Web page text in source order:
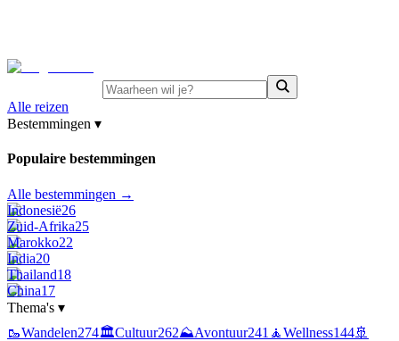
Alle reizen
Bestemmingen ▾
Populaire bestemmingen
Alle bestemmingen →
Indonesië26
Zuid-Afrika25
Marokko22
India20
Thailand18
China17
Thema's ▾
🥾Wandelen274🏛️Cultuur262⛰️Avontuur241 🧘Wellness144🚢